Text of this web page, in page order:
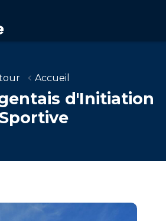
Accueil
d'Initiation